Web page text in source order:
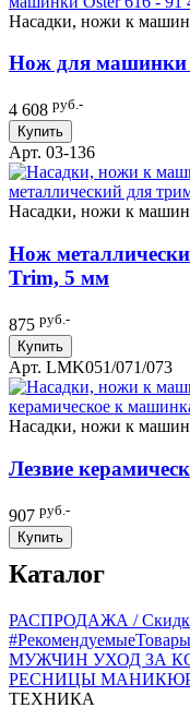
Насадки, ножи к
Нож для машинки
4 608 руб.-
Купить
Арт. 03-136
Насадки, ножи к
Нож
Trim, 5 мм
875 руб.-
Купить
Арт. LMK051/071/073
Насадки, ножи к
Лезвие
907 руб.-
Купить
Каталог
РАСПРОДАЖА /
#РекомендуемыеТовары
МУЖЧИН УХОД ЗА
РЕСНИЦЫ
ТЕХНИКА